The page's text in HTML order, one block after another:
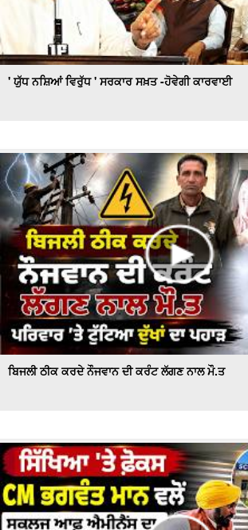
' ਯੁੱਧ ਨਸ਼ਿਆਂ ਵਿਰੁੱਧ ' ਸਰਕਾਰ ਸਖ਼ਤ -ਹੋਵੇਗੀ ਕਾਰਵਾਈ
ਬਿਜਲੀ ਠੀਕ ਕਰਦੇ ਨੌਜਵਾਨ ਦੀ ਕਰੰਟ ਲੱਗਣ ਨਾਲ ਮੌ.ਤ